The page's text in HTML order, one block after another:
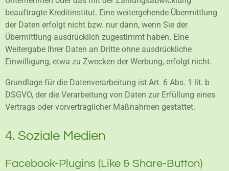
beauftragte Kreditinstitut. Eine weitergehende Übermittlung
der Daten erfolgt nicht bzw. nur dann, wenn Sie der
Übermittlung ausdrücklich zugestimmt haben. Eine
Weitergabe Ihrer Daten an Dritte ohne ausdrückliche
Einwilligung, etwa zu Zwecken der Werbung, erfolgt nicht.
Grundlage für die Datenverarbeitung ist Art. 6 Abs. 1 lit. b
DSGVO, der die Verarbeitung von Daten zur Erfüllung eines
Vertrags oder vorvertraglicher Maßnahmen gestattet.
4. Soziale Medien
Facebook-Plugins (Like & Share-Button)